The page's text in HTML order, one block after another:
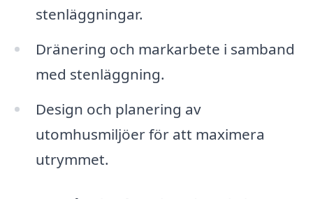
stenläggningar.
Dränering och markarbete i samband
med stenläggning.
Design och planering av
utomhusmiljöer för att maximera
utrymmet.